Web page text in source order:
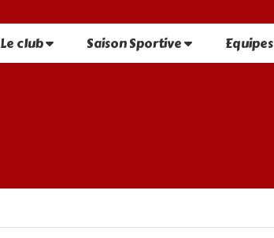
Le club Saison Sportive Equipes